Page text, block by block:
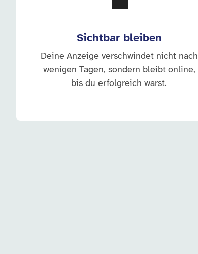
Sichtbar bleiben
Deine Anzeige verschwindet nicht nach
wenigen Tagen, sondern bleibt online,
bis du erfolgreich warst.